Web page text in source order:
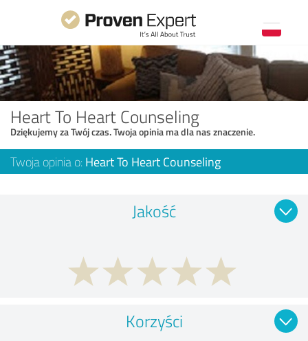
Heart To Heart Counseling
Dziękujemy za Twój czas. Twoja opinia ma dla nas znaczenie.
Twoja opinia o: Heart To Heart Counseling
Jakość
Korzyści